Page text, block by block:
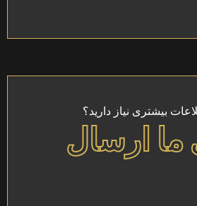
بیشتری نیاز دارید؟
ما ارسال